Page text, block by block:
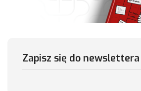
Zapisz się do newslettera